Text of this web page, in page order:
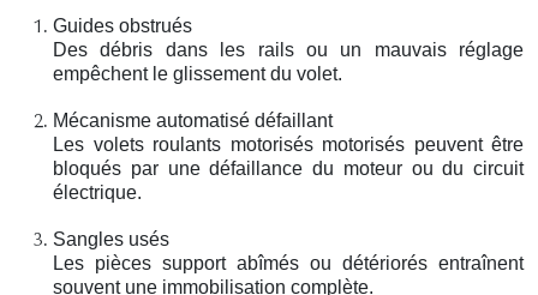
Guides obstrués
Des débris dans les rails ou un mauvais réglage
empêchent le glissement du volet.
Mécanisme automatisé défaillant
Les volets roulants motorisés motorisés peuvent être
bloqués par une défaillance du moteur ou du circuit
électrique.
Sangles usés
Les pièces support abîmés ou détériorés entraînent
souvent une immobilisation complète.